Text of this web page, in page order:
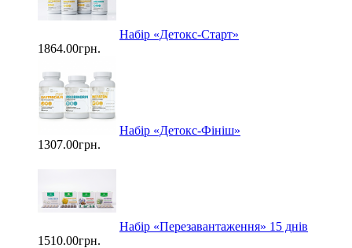
Набір «Детокс-Старт»
1864.00грн.
Набір «Детокс-Фініш»
1307.00грн.
Набір «Перезавантаження» 15 днів
1510.00грн.